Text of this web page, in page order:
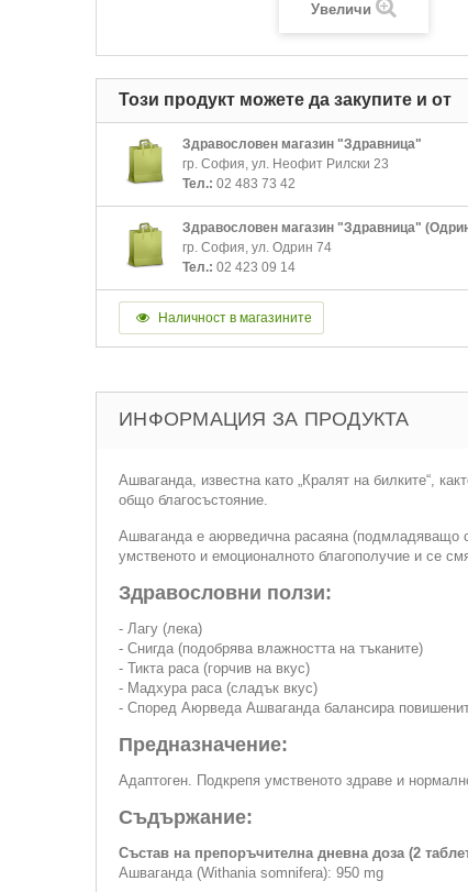
Увеличи
Този продукт можете да закупите и от
Здравословен магазин "Здравница"
гр. София, ул. Неофит Рилски 23
Тел.: 02 483 73 42
Здравословен магазин "Здравница"
гр. София, ул. Одрин 74
Тел.: 02 423 09 14
Наличност в магазините
ИНФОРМАЦИЯ ЗА ПРОДУКТА
Ашваганда, известна като „Кралят на билките“,
общо благосъстояние.
Ашваганда е аюрведична расаяна (подмладяващо
умственото и емоционалното благополучие и се
Здравословни ползи:
- Лагу (лека)
- Снигда (подобрява влажността на тъканите)
- Тикта раса (горчив на вкус)
- Мадхура раса (сладък вкус)
- Според Аюрведа Ашваганда балансира
Предназначение:
Адаптоген. Подкрепя умственото здраве и
Съдържание:
Състав на препоръчителна дневна доза (2
Ашваганда (Withania somnifera): 950 mg